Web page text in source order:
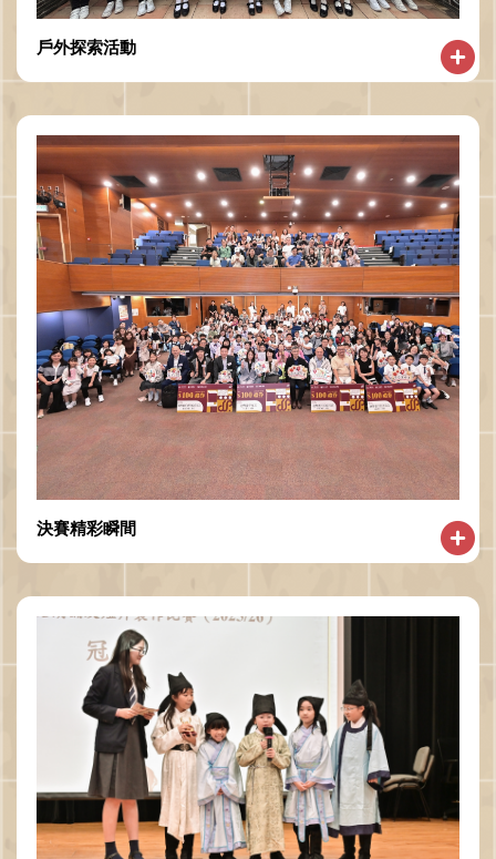
戶外探索活動
決賽精彩瞬間